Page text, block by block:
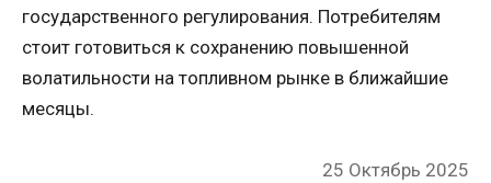
государственного регулирования. Потребителям
стоит готовиться к сохранению повышенной
волатильности на топливном рынке в ближайшие
месяцы.
Posted
25 Октябрь 2025